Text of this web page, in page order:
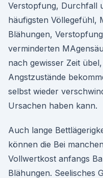
Verstopfung, Durchfall
häufigsten Völlegefühl,
Blähungen,
verminderten
nach gewisser Zeit
Angstzustände
selbst wieder
Ursachen haben kann.
Auch lange
können die Bei
Vollwertkost anfangs
Blähungen. Seelisches